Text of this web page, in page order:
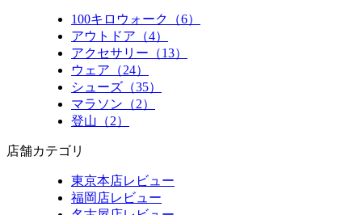
100キロウォーク（6）
アウトドア（4）
アクセサリー（13）
ウェア（24）
シューズ（35）
マラソン（2）
登山（2）
店舗カテゴリ
東京本店レビュー
福岡店レビュー